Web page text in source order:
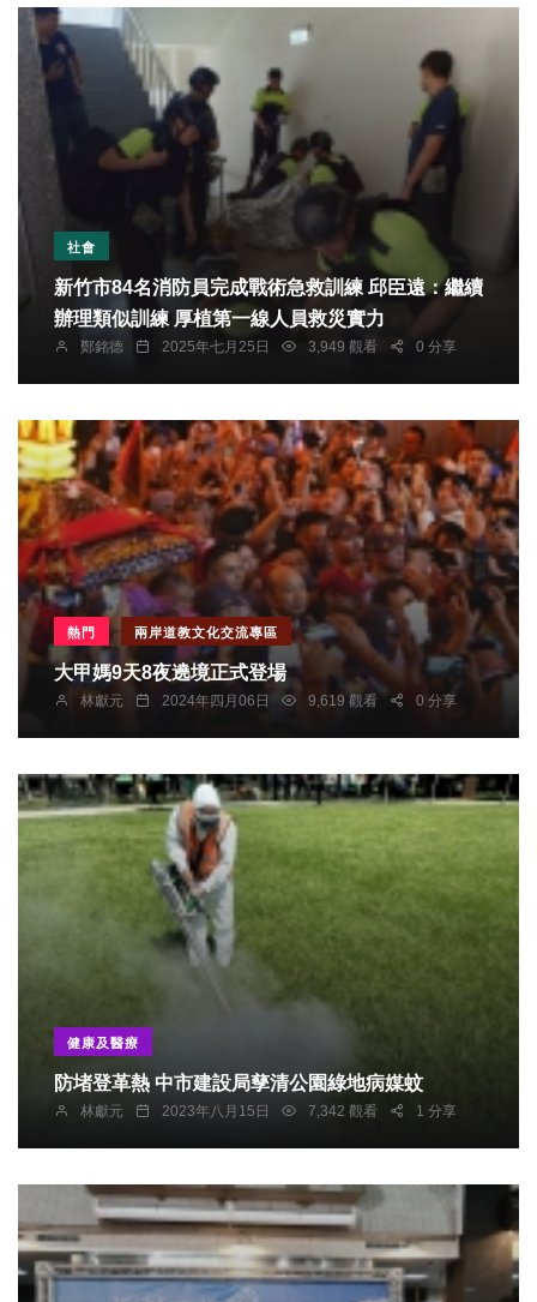
社會
新竹市84名消防員完成戰術急救訓練 邱臣遠：繼續
辦理類似訓練 厚植第一線人員救災實力
鄭銘德 2025年七月25日 3,949 觀看 0 分享
熱門 兩岸道教文化交流專區
大甲媽9天8夜遶境正式登場
林獻元 2024年四月06日 9,619 觀看 0 分享
健康及醫療
防堵登革熱 中市建設局孳清公園綠地病媒蚊
林獻元 2023年八月15日 7,342 觀看 1 分享